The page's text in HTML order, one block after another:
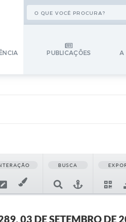
PUBLICAÇÕES A
BUSCA
03 DE SETEMBRO DE